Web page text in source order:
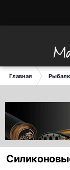
Главная